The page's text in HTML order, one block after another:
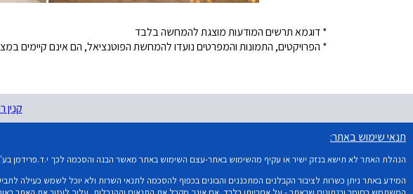
* דוגמא תרשים המודעות מוצגת להמחשה בלבד
* הפרויקטים, התמונות והמפרטים נועדו להמחשת הפוטנציאל, הם אינם קיימים
קנין
תנאי שימוש באתר:
הנהלת האתר לא תישא בנזק ישיר או עקיף מהשימוש באתר-עצם השימוש באתר מאשר הבנה והסכמה לכך י.ד.פרידמן
המידע באתר ניתן כשרות לציבור הקבלנים המתכננים והבונים בכפוף להסכמה לתנאי השרות ולא יוכל לשמש כעילה